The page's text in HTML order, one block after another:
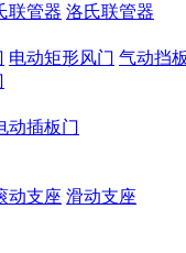
联管器 洛氏联管器
电动矩形风门 气动挡
动插板门
动支座 滑动支座